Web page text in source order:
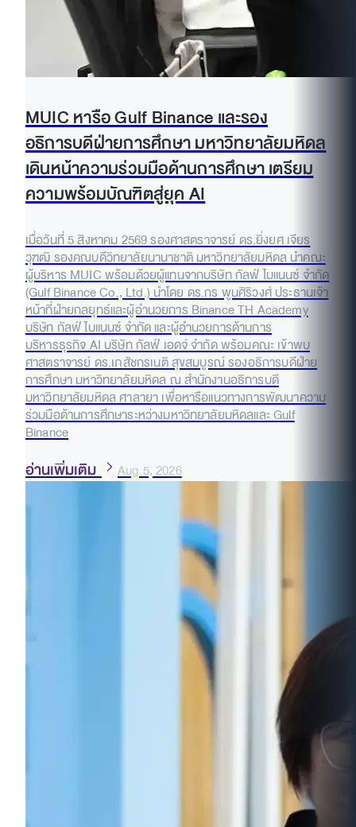
MUIC หารือ Gulf Binance และรอง
อธิการบดีฝ่ายการศึกษา มหาวิทยาลัยมหิดล
เดินหน้าความร่วมมือด้านการศึกษา เตรียม
ความพร้อมบัณฑิตสู่ยุค AI
เมื่อวันที่ 5 สิงหาคม 2569 รองศาสตราจารย์ ดร.ยิ่งยศ เจียร
วุฑฒิ รองคณบดีวิทยาลัยนานาชาติ มหาวิทยาลัยมหิดล นำคณะ
ผู้บริหาร MUIC พร้อมด้วยผู้แทนจากบริษัท กัลฟ์ ไบแนนซ์ จำกัด
(Gulf Binance Co., Ltd.) นำโดย ดร.กร พูนศิริวงศ์ ประธานเจ้า
หน้าที่ฝ่ายกลยุทธ์และผู้อำนวยการ Binance TH Academy
บริษัท กัลฟ์ ไบแนนซ์ จำกัด และผู้อำนวยการด้านการ
บริหารธุรกิจ AI บริษัท กัลฟ์ เอดจ์ จำกัด พร้อมคณะ เข้าพบ
ศาสตราจารย์ ดร.เภสัชกรเนติ สุขสมบูรณ์ รองอธิการบดีฝ่าย
การศึกษา มหาวิทยาลัยมหิดล ณ สำนักงานอธิการบดี
มหาวิทยาลัยมหิดล ศาลายา เพื่อหารือแนวทางการพัฒนาความ
ร่วมมือด้านการศึกษาระหว่างมหาวิทยาลัยมหิดลและ Gulf
Binance
อ่านเพิ่มเติม Aug 5, 2026